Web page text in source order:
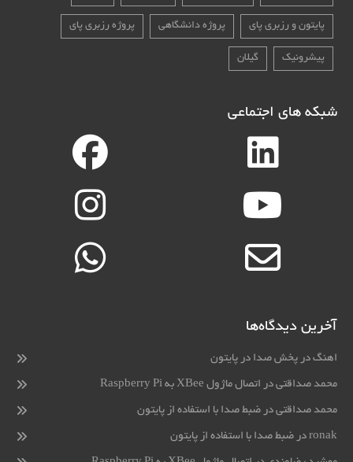
پایتون و رزبری پای پروژه دانشگاهی پروژه رزبری پای
پیشرونیک گیلان
شبکه های اجتماعی
آخرین دیدگاه‌ها
اهنگدرپخش صدا در پایتون
محمد صداقتیدراتصال ماژول XBee به Raspberry Pi
محمد صداقتیدرضبط صدا با استفاده از پایتون
ronakدرضبط صدا با استفاده از پایتون